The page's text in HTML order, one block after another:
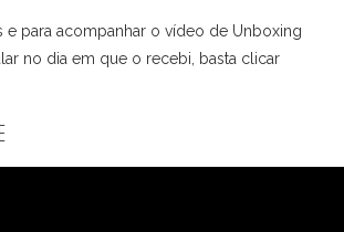
e para acompanhar o vídeo de Unboxing
no dia em que o recebi, basta clicar